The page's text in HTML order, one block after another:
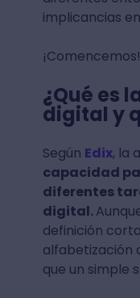
implicancias
¡Comencemos!
¿Qué es
digital y
Según Edix, la
capacidad
diferentes
digital.
definición
alfabetización
que un simple